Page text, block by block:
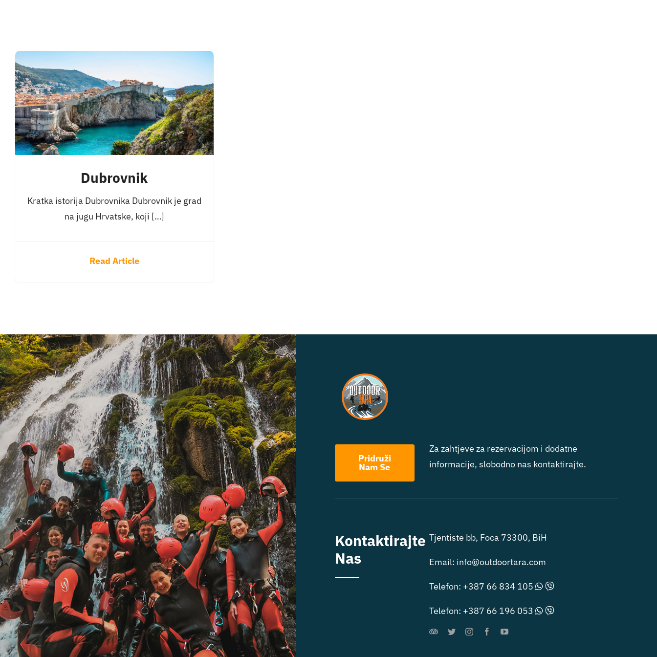
Dubrovnik
Kratka istorija Dubrovnika Dubrovnik je grad
na jugu Hrvatske, koji […]
Read Article
Pridruži
Nam Se
Za zahtjeve za rezervacijom i dodatne
informacije, slobodno nas kontaktirajte.
Kontaktirajte
Nas
Tjentiste bb, Foca 73300, BiH
Email: info@outdoortara.com
Telefon: +387 66 834 105
Telefon: +387 66 196 053